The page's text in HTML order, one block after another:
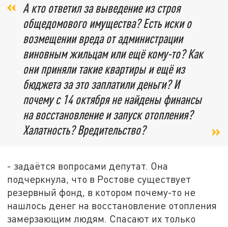
А кто ответил за выведение из строя
общедомового имущества? Есть иски о
возмещении вреда от администрации
виновным жильцам или ещё кому-то? Как
они приняли такие квартиры и ещё из
бюджета за это заплатили деньги? И
почему с 14 октября не найдены финансы
на восстановление и запуск отопления?
Халатность? Вредительство?
- задаётся вопросами депутат. Она
подчеркнула, что в Ростове существует
резервный фонд, в котором почему-то не
нашлось денег на восстановление отопления
замерзающим людям. Спасают их только